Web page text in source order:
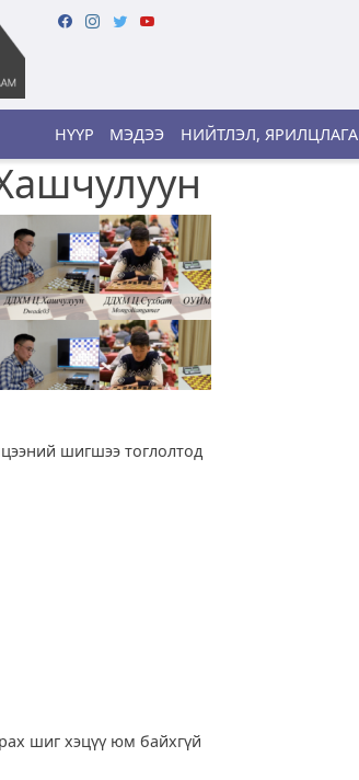
НҮҮР МЭДЭЭ НИЙТЛЭЛ, ЯРИЛЦЛАГА
шигшээ тоглолтод
шиг хэцүү юм байхгүй